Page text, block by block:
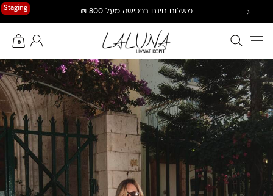
Staging משלוח חינם ברכישה מעל 800 ₪
חיפוש באתר
0
החשבון שלי